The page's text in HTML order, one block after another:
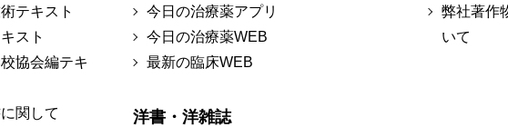
テキスト
スト
協会編テキ
関して
今日の治療薬アプリ
今日の治療薬WEB
最新の臨床WEB
洋書・洋雑誌
弊社著作
いて